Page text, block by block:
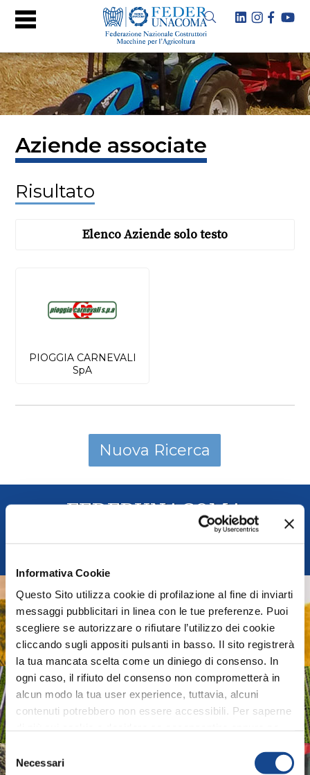
Informativa Cookie
Questo Sito utilizza cookie di profilazione al fine di inviarti
messaggi pubblicitari in linea con le tue preferenze. Puoi
scegliere se autorizzare o rifiutare l’utilizzo dei cookie
cliccando sugli appositi pulsanti in basso. Il sito registrerà
la tua mancata scelta come un diniego di consenso. In
ogni caso, il rifiuto del consenso non comprometterà in
alcun modo la tua user experience, tuttavia, alcuni
contenuti potrebbero non essere accessibili. Per saperne
invitiamo a consultare la nostra
Selezione
delNecessari
Aziende associate
Risultato
Elenco Aziende solo testo
PIOGGIA CARNEVALI
SpA
FEDERUNACOMA
Federazione Nazionale Costruttori Macchine per
AGRIDIGITAL
Sistemi e Tecnologie Digitali per Macchine e Produzioni
Agricole
ASSOIDROTECH